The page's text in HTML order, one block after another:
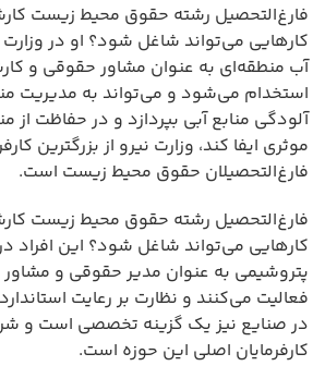
فارغ‌التحصیل رشته حقوق محیط زیست
کارهایی می‌تواند شاغل شود؟ او در
آب منطقه‌ای به عنوان مشاور حقوقی و
استخدام می‌شود و می‌تواند به مدیریت
آلودگی منابع آبی بپردازد و در حفاظت
موثری ایفا کند، وزارت نیرو از بزرگترین
فارغ‌التحصیلان حقوق محیط زیست است.
فارغ‌التحصیل رشته حقوق محیط زیست
کارهایی می‌تواند شاغل شود؟ این افراد
پتروشیمی به عنوان مدیر حقوقی و
فعالیت می‌کنند و نظارت بر رعایت
در صنایع نیز یک گزینه تخصصی است و
کارفرمایان اصلی این حوزه است.